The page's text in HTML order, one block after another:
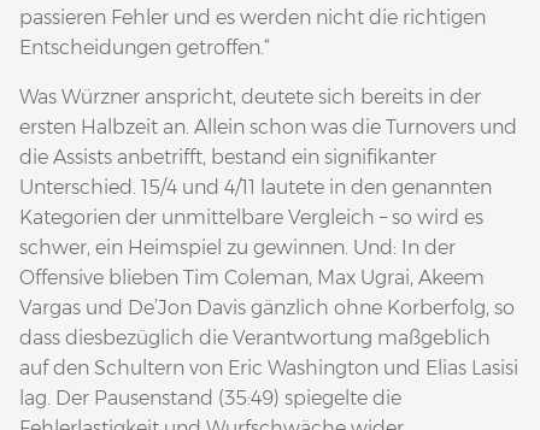
passieren Fehler und es werden nicht die richtigen
Entscheidungen getroffen.“
Was Würzner anspricht, deutete sich bereits in der
ersten Halbzeit an. Allein schon was die Turnovers und
die Assists anbetrifft, bestand ein signifikanter
Unterschied. 15/4 und 4/11 lautete in den genannten
Kategorien der unmittelbare Vergleich – so wird es
schwer, ein Heimspiel zu gewinnen. Und: In der
Offensive blieben Tim Coleman, Max Ugrai, Akeem
Vargas und De’Jon Davis gänzlich ohne Korberfolg, so
dass diesbezüglich die Verantwortung maßgeblich
auf den Schultern von Eric Washington und Elias Lasisi
lag. Der Pausenstand (35:49) spiegelte die